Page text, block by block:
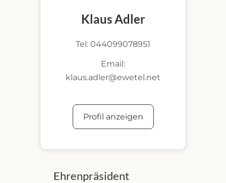
Klaus Adler
Tel: 044099078951
Email:
klaus.adler@ewetel.net
Profil anzeigen
Ehrenpräsident